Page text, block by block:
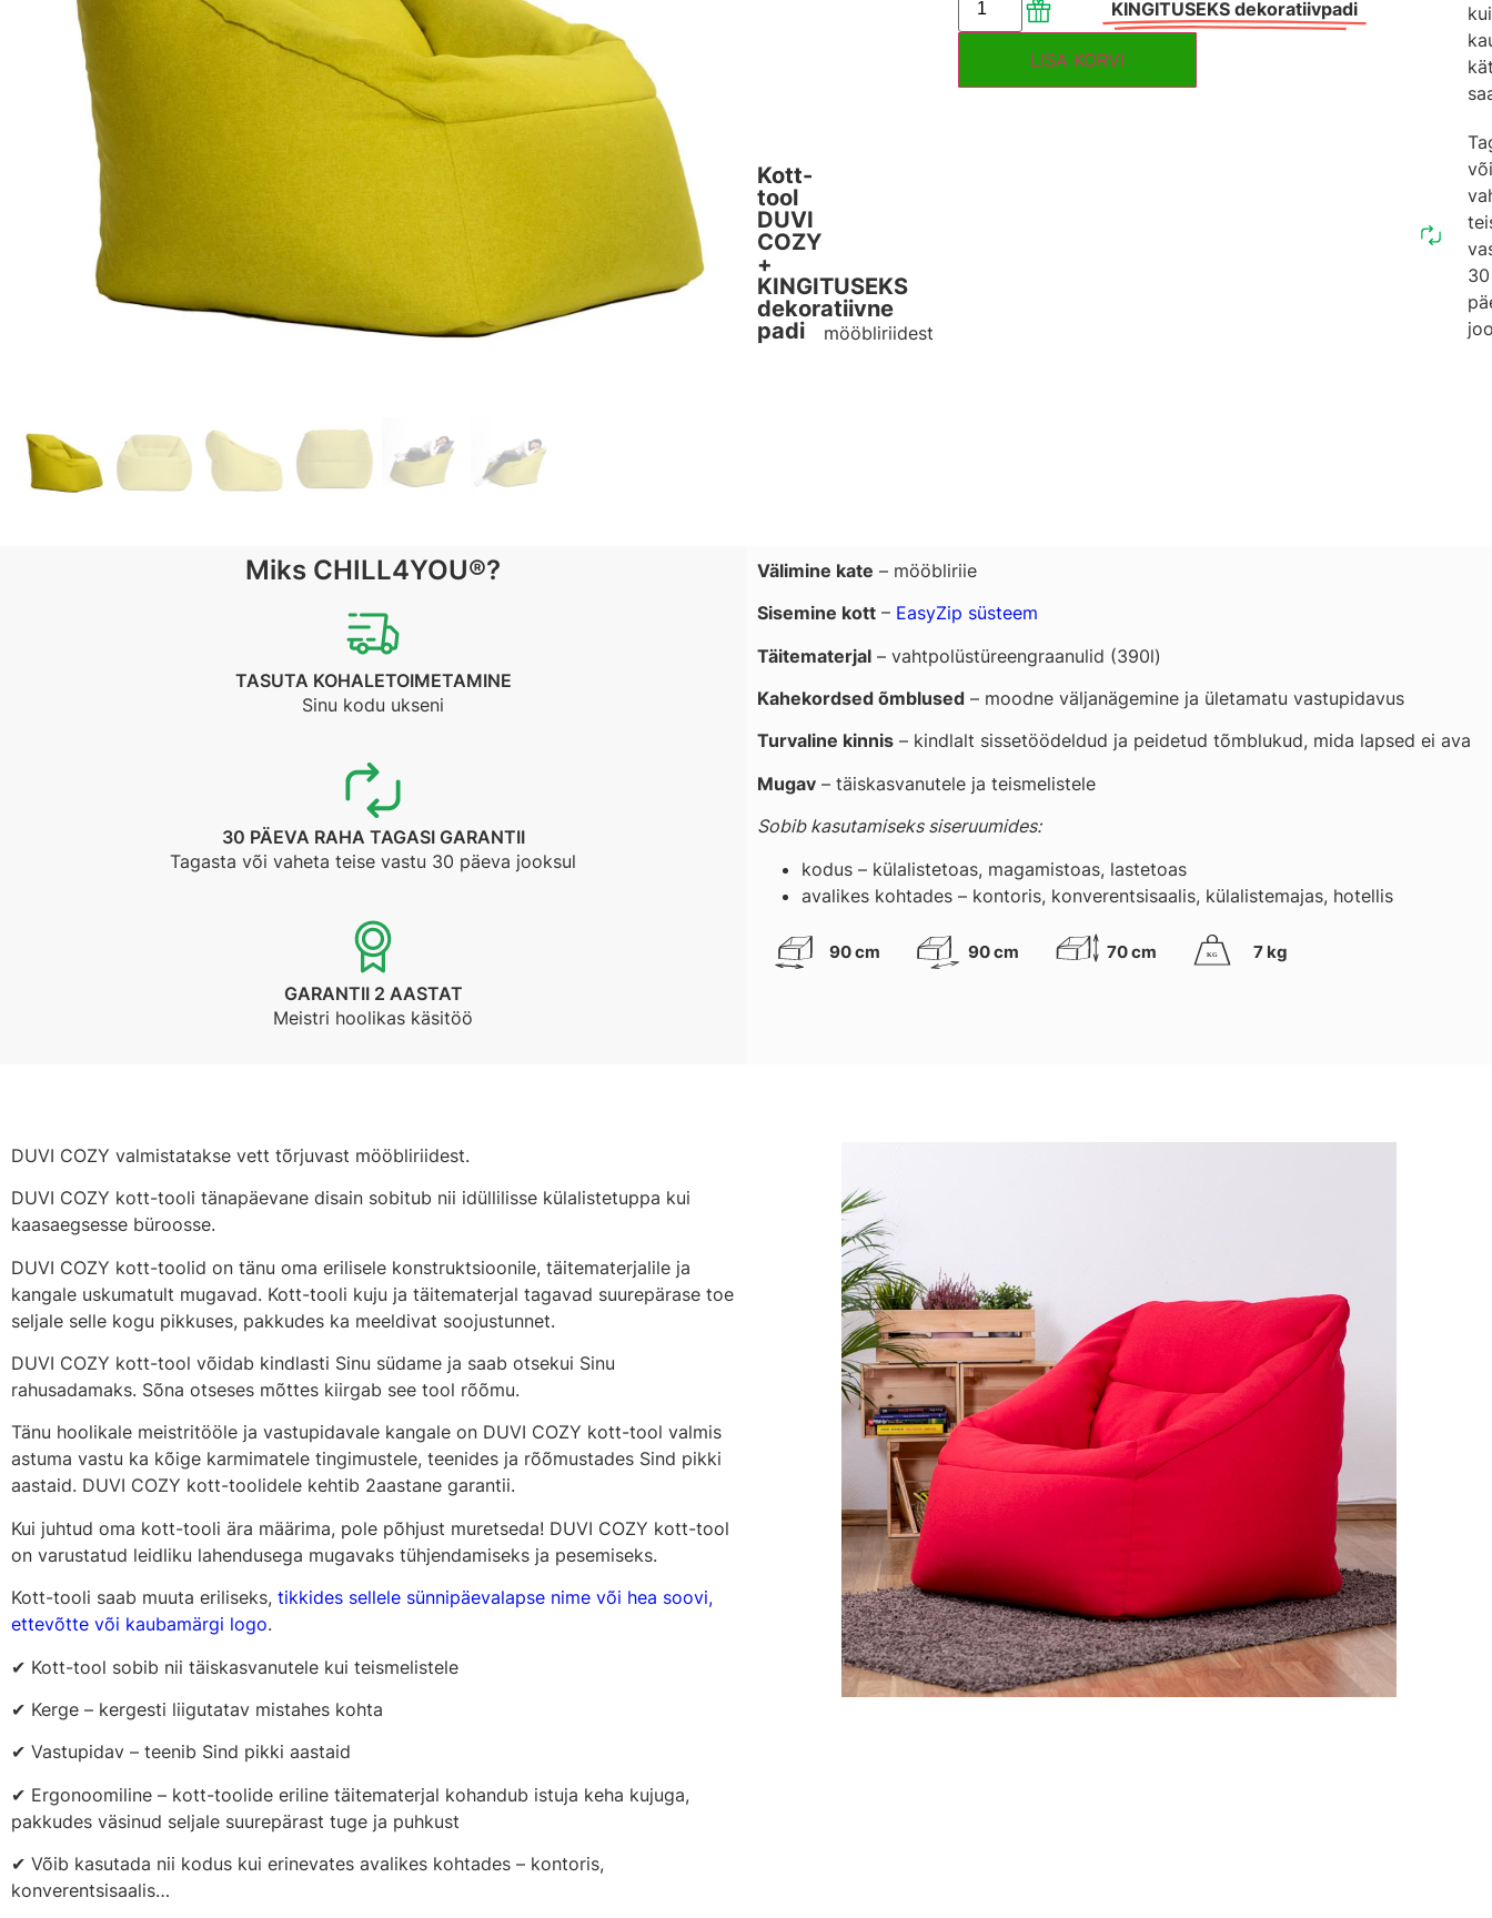
Kott-
tool
DUVI
COZY
+
KINGITUSEKS
dekoratiivne
padi
mööbliriidest
LISA KORVI
KINGITUSEKS dekoratiivpadi
kui
või
30
Miks CHILL4YOU®?
TASUTA KOHALETOIMETAMINE
Sinu kodu ukseni
30 PÄEVA RAHA TAGASI GARANTII
Tagasta või vaheta teise vastu 30 päeva jooksul
GARANTII 2 AASTAT
Meistri hoolikas käsitöö
Välimine kate – mööbliriie
Sisemine kott – EasyZip süsteem
Täitematerjal – vahtpolüstüreengraanulid (390l)
Kahekordsed õmblused – moodne väljanägemine ja ületamatu vastupidavus
Turvaline kinnis – kindlalt sissetöödeldud ja peidetud tõmblukud, mida lapsed ei ava
Mugav – täiskasvanutele ja teismelistele
Sobib kasutamiseks siseruumides:
kodus – külalistetoas, magamistoas, lastetoas
avalikes kohtades – kontoris, konverentsisaalis, külalistemajas, hotellis
90 cm 90 cm 70 cm KG 7 kg
DUVI COZY valmistatakse vett tõrjuvast mööbliriidest.
DUVI COZY kott-tooli tänapäevane disain sobitub nii idüllilisse külalistetuppa kui
kaasaegsesse büroosse.
DUVI COZY kott-toolid on tänu oma erilisele konstruktsioonile, täitematerjalile ja
kangale uskumatult mugavad. Kott-tooli kuju ja täitematerjal tagavad suurepärase toe
seljale selle kogu pikkuses, pakkudes ka meeldivat soojustunnet.
DUVI COZY kott-tool võidab kindlasti Sinu südame ja saab otsekui Sinu
rahusadamaks. Sõna otseses mõttes kiirgab see tool rõõmu.
Tänu hoolikale meistritööle ja vastupidavale kangale on DUVI COZY kott-tool valmis
astuma vastu ka kõige karmimatele tingimustele, teenides ja rõõmustades Sind pikki
aastaid. DUVI COZY kott-toolidele kehtib 2aastane garantii.
Kui juhtud oma kott-tooli ära määrima, pole põhjust muretseda! DUVI COZY kott-tool
on varustatud leidliku lahendusega mugavaks tühjendamiseks ja pesemiseks.
Kott-tooli saab muuta eriliseks, tikkides sellele sünnipäevalapse nime või hea soovi,
ettevõtte või kaubamärgi logo.
✔ Kott-tool sobib nii täiskasvanutele kui teismelistele
✔ Kerge – kergesti liigutatav mistahes kohta
✔ Vastupidav – teenib Sind pikki aastaid
✔ Ergonoomiline – kott-toolide eriline täitematerjal kohandub istuja keha kujuga,
pakkudes väsinud seljale suurepärast tuge ja puhkust
✔ Võib kasutada nii kodus kui erinevates avalikes kohtades – kontoris,
konverentsisaalis…